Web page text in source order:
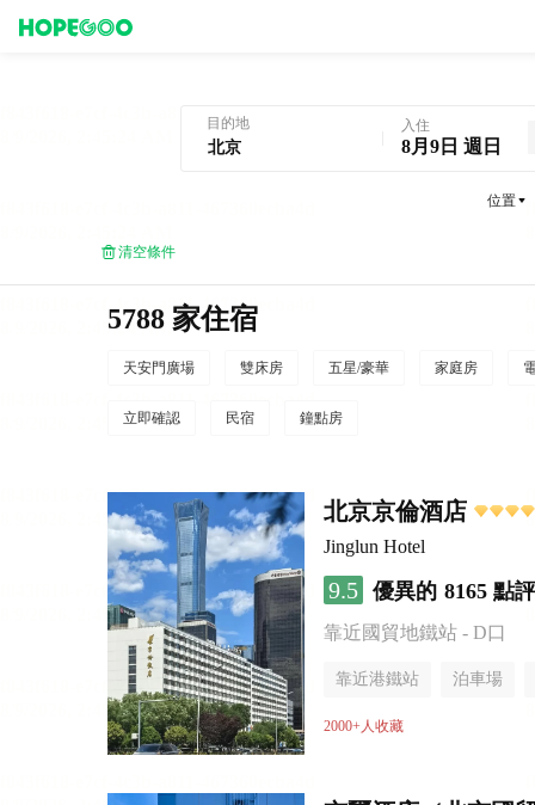
目的地 入住
8月9日 週日
位置
清空條件
5788 家住宿
天安門廣場 雙床房 五星/豪華 家庭房
立即確認 民宿 鐘點房
北京京倫酒店
Jinglun Hotel
9.5 優異的 8165 點評
靠近國貿地鐵站 - D口
靠近港鐵站 泊車場
無煙樓層
2000+人收藏